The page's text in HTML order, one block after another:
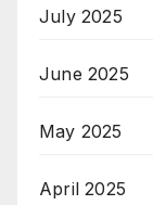
July 2025
June 2025
May 2025
April 2025